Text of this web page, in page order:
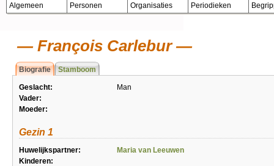
Algemeen Personen Organisaties Periodieken
François Carlebur
Biografie Stamboom
Geslacht:
Man
Vader:
Moeder:
Gezin 1
Huwelijkspartner:
Maria van Leeuwen
Kinderen: